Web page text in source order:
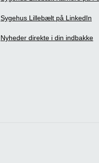
Sygehus Lillebælt på LinkedIn
Nyheder direkte i din indbakke